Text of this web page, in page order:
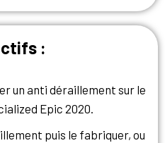
:
un anti déraillement sur le
Epic 2020.
puis le fabriquer, ou